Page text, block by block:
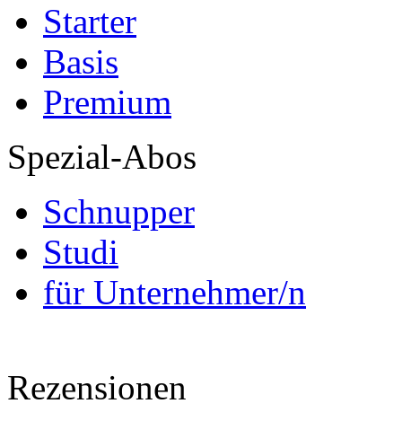
Starter
Basis
Premium
Spezial-Abos
Schnupper
Studi
für Unternehmer/n
Rezensionen